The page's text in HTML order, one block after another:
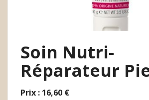
Soin Nutri-
Réparateur
Prix : 16,60 €